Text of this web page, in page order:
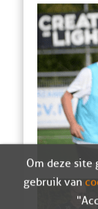
Om deze site
gebruik van